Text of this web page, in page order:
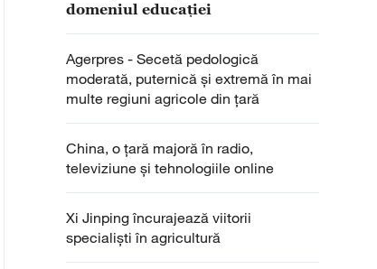
domeniul educației
Agerpres - Secetă pedologică
moderată, puternică și extremă în mai
multe regiuni agricole din țară
China, o țară majoră în radio,
televiziune și tehnologiile online
Xi Jinping încurajează viitorii
specialiști în agricultură